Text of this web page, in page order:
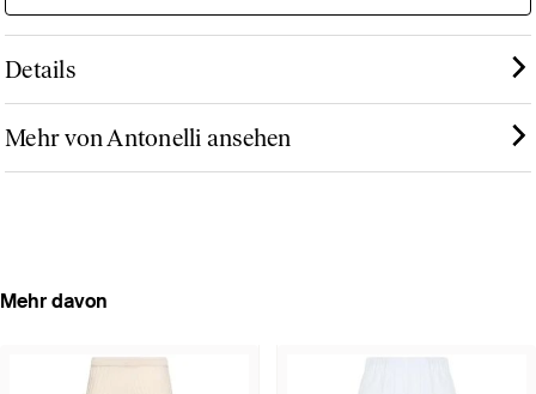
Details
Mehr von Antonelli ansehen
Mehr davon